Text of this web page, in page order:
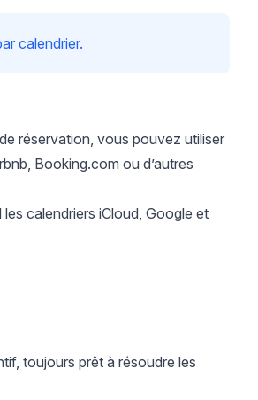
calendrier.
réservation, vous pouvez utiliser
Booking.com ou d’autres
calendriers iCloud, Google et
toujours prêt à résoudre les